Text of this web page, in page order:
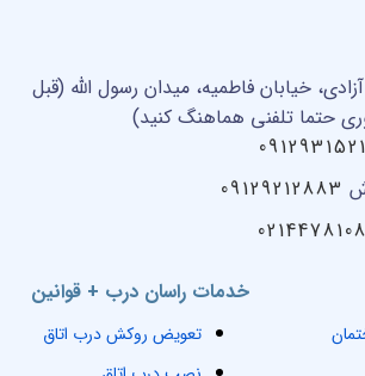
خدمات راسان درب + قوانین
تعویض روکش درب اتاق
خیابان فاطمیه، میدان رسول الله (قبل
حتما تلفنی هماهنگ کنید)
09129212883